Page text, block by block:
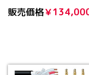
販売価格￥